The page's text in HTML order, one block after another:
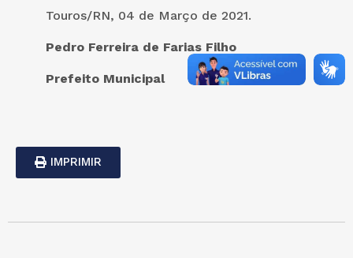
Touros/RN, 04 de Março de 2021.
Pedro Ferreira de Farias Filho
Prefeito Municipal
IMPRIMIR